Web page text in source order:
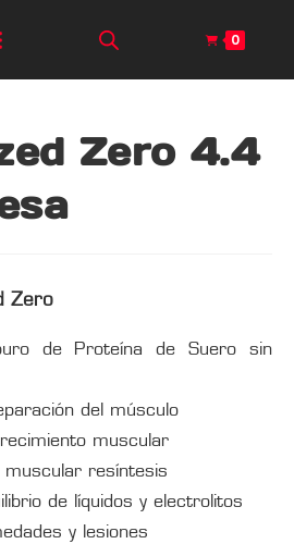
0
Zero 4.4
Zero
de Proteína de Suero sin
del músculo
muscular
muscular resíntesis
de líquidos y electrolitos
y lesiones